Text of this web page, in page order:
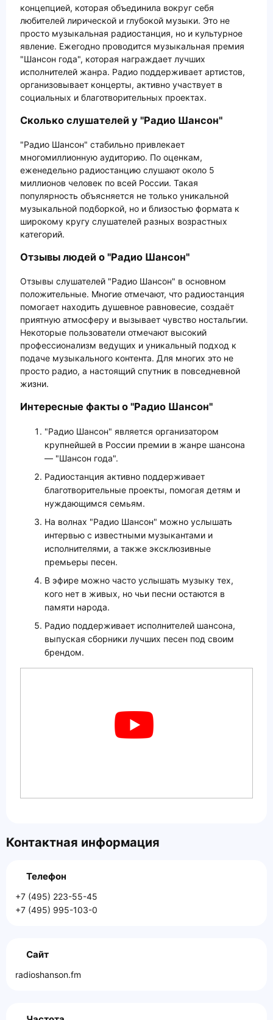
концепцией, которая объединила вокруг себя
любителей лирической и глубокой музыки. Это не
просто музыкальная радиостанция, но и культурное
явление. Ежегодно проводится музыкальная премия
"Шансон года", которая награждает лучших
исполнителей жанра. Радио поддерживает артистов,
организовывает концерты, активно участвует в
социальных и благотворительных проектах.
Сколько слушателей у "Радио Шансон"
"Радио Шансон" стабильно привлекает
многомиллионную аудиторию. По оценкам,
еженедельно радиостанцию слушают около 5
миллионов человек по всей России. Такая
популярность объясняется не только уникальной
музыкальной подборкой, но и близостью формата к
широкому кругу слушателей разных возрастных
категорий.
Отзывы людей о "Радио Шансон"
Отзывы слушателей "Радио Шансон" в основном
положительные. Многие отмечают, что радиостанция
помогает находить душевное равновесие, создаёт
приятную атмосферу и вызывает чувство ностальгии.
Некоторые пользователи отмечают высокий
профессионализм ведущих и уникальный подход к
подаче музыкального контента. Для многих это не
просто радио, а настоящий спутник в повседневной
жизни.
Интересные факты о "Радио Шансон"
"Радио Шансон" является организатором
крупнейшей в России премии в жанре шансона
— "Шансон года".
Радиостанция активно поддерживает
благотворительные проекты, помогая детям и
нуждающимся семьям.
На волнах "Радио Шансон" можно услышать
интервью с известными музыкантами и
исполнителями, а также эксклюзивные
премьеры песен.
В эфире можно часто услышать музыку тех,
кого нет в живых, но чьи песни остаются в
памяти народа.
Радио поддерживает исполнителей шансона,
выпуская сборники лучших песен под своим
брендом.
Контактная информация
Телефон
+7 (495) 223-55-45
+7 (495) 995-103-0
Сайт
radioshanson.fm